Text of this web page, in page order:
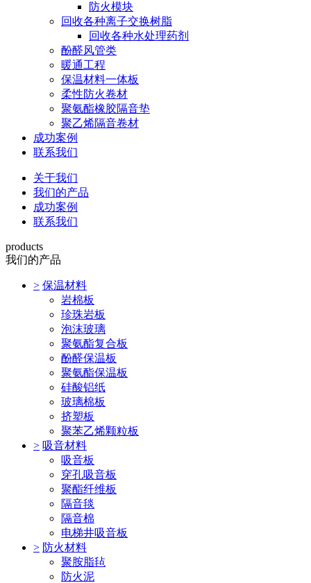
防火模块
回收各种离子交换树脂
回收各种水处理药剂
酚醛风管类
暖通工程
保温材料一体板
柔性防火卷材
聚氨酯橡胶隔音垫
聚乙烯隔音卷材
成功案例
联系我们
关于我们
我们的产品
成功案例
联系我们
products
我们的产品
> 保温材料
岩棉板
珍珠岩板
泡沫玻璃
聚氨酯复合板
酚醛保温板
聚氨酯保温板
硅酸铝纸
玻璃棉板
挤塑板
聚苯乙烯颗粒板
> 吸音材料
吸音板
穿孔吸音板
聚酯纤维板
隔音毯
隔音棉
电梯井吸音板
> 防火材料
聚胺脂毡
防火泥